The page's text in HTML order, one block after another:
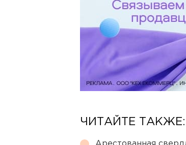
ЧИТАЙТЕ ТАКЖЕ: